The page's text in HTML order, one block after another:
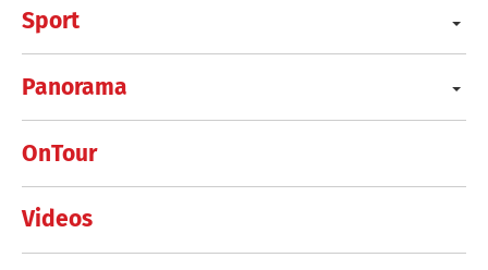
Sport
Panorama
OnTour
Videos